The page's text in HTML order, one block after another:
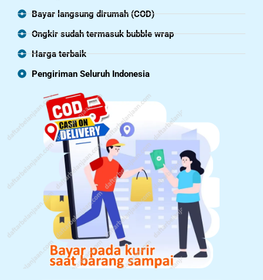
Bayar langsung dirumah (COD)
Ongkir sudah termasuk bubble wrap
Harga terbaik
Pengiriman Seluruh Indonesia